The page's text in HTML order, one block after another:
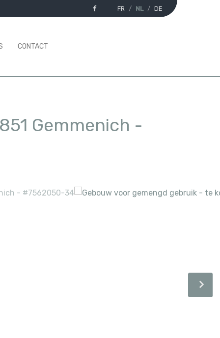
FR NL DE
CONTACT
Gemmenich -